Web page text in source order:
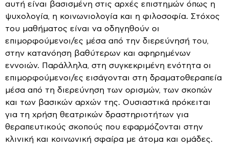
αυτή είναι βασισμένη στις αρχές επιστημών όπως η
ψυχολογία, η κοινωνιολογία και η φιλοσοφία. Στόχος
του μαθήματος είναι να οδηγηθούν οι
επιμορφούμενοι/ες μέσα από την διερεύνησή του,
στην κατανόηση βαθύτερων και αφηρημένων
εννοιών. Παράλληλα, στη συγκεκριμένη ενότητα οι
επιμορφούμενοι/ες εισάγονται στη δραματοθεραπεία
μέσα από τη διερεύνηση των ορισμών, των σκοπών
και των βασικών αρχών της. Ουσιαστικά πρόκειται
για τη χρήση θεατρικών δραστηριοτήτων για
θεραπευτικούς σκοπούς που εφαρμόζονται στην
κλινική και κοινωνική σφαίρα με άτομα και ομάδες.